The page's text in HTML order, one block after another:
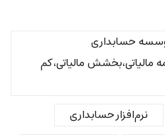
حسابداری
مالیاتی،بخشش مالیاتی،کم
نرم‌افزار حسابداری